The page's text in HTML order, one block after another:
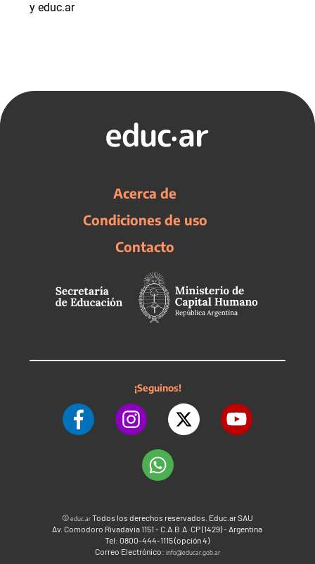
y educ.ar
Acerca de
Condiciones de uso
Contacto
¡Seguinos!
©educ.arTodos los derechos reservados. Educ.ar SAU
Av. Comodoro Rivadavia 1151 - C.A.B.A. CP (1429) - Argentina
Tel: 0800-444-1115 (opción 4)
Correo Electrónico: info@educar.gob.ar